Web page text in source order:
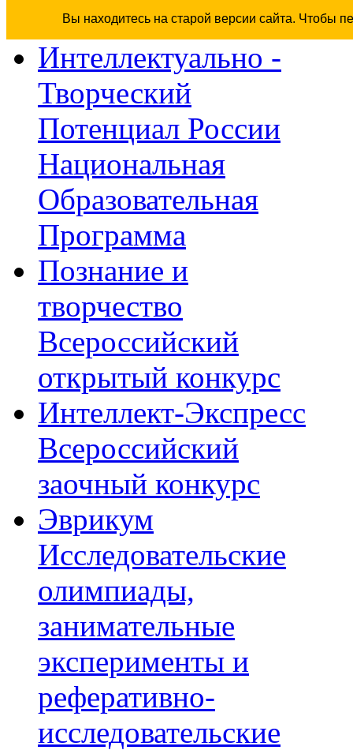
Вы находитесь на старой версии сайта. Чтобы
Интеллектуально -
Творческий
Потенциал России
Национальная
Образовательная
Программа
Познание и
творчество
Всероссийский
открытый конкурс
Интеллект-Экспресс
Всероссийский
заочный конкурс
Эврикум
Исследовательские
олимпиады,
занимательные
эксперименты и
реферативно-
исследовательские